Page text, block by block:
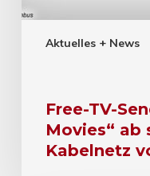
Aktuelles + News
Free-TV-
Movies“ ab
Kabelnetz